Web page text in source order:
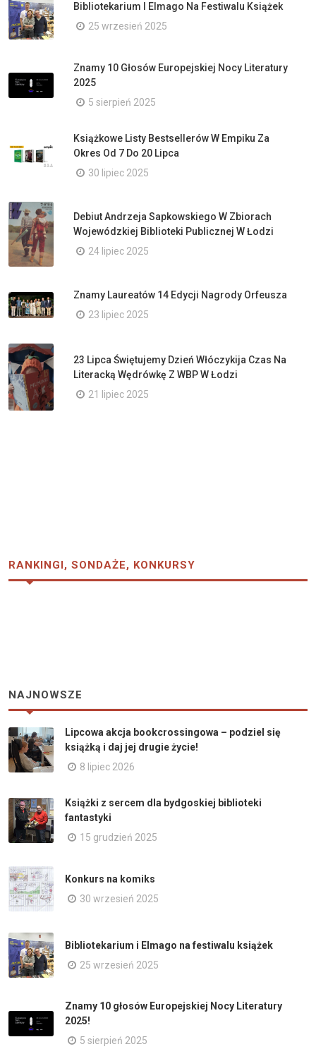
Bibliotekarium I Elmago Na Festiwalu Książek
25 wrzesień 2025
Znamy 10 Głosów Europejskiej Nocy Literatury
2025
5 sierpień 2025
Książkowe Listy Bestsellerów W Empiku Za
Okres Od 7 Do 20 Lipca
30 lipiec 2025
Debiut Andrzeja Sapkowskiego W Zbiorach
Wojewódzkiej Biblioteki Publicznej W Łodzi
24 lipiec 2025
Znamy Laureatów 14 Edycji Nagrody Orfeusza
23 lipiec 2025
23 Lipca Świętujemy Dzień Włóczykija Czas Na
Literacką Wędrówkę Z WBP W Łodzi
21 lipiec 2025
RANKINGI, SONDAŻE, KONKURSY
NAJNOWSZE
Lipcowa akcja bookcrossingowa – podziel się
książką i daj jej drugie życie!
8 lipiec 2026
Książki z sercem dla bydgoskiej biblioteki
fantastyki
15 grudzień 2025
Konkurs na komiks
30 wrzesień 2025
Bibliotekarium i Elmago na festiwalu książek
25 wrzesień 2025
Znamy 10 głosów Europejskiej Nocy Literatury
2025!
5 sierpień 2025